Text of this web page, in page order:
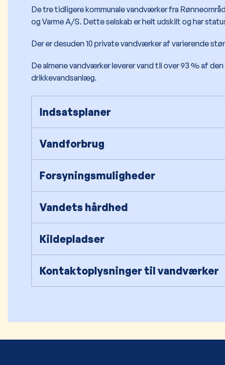
De tre tidligere kommunale vandværker fra
og Varme A/S. Dette selskab er helt udskilt og har
Der er desuden 10 private vandværker af varierende
De almene vandværker leverer vand til over 93 % af
drikkevandsanlæg.
Indsatsplaner
Vandforbrug
Forsyningsmuligheder
Vandets hårdhed
Kildepladser
Kontaktoplysninger til vandværker